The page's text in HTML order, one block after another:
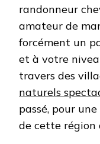
randonneur
amateur de
forcément un
et à votre
travers des
naturels
passé, pour
de cette région